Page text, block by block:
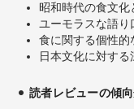
昭和時代の食文化
ユーモラスな語り
食に関する個性的
日本文化に対する
読者レビューの傾